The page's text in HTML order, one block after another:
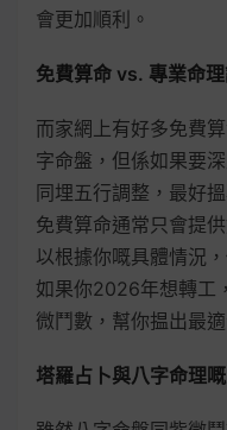
會更加順利。
免費算命 vs. 專業命
而家網上有好多免費
字命盤，但係如果要
同埋五行調整，最好
免費算命通常只會提
以根據你嘅具體情況
如果你2026年想轉工
微鬥數，幫你揾出最
塔羅占卜與八字命理